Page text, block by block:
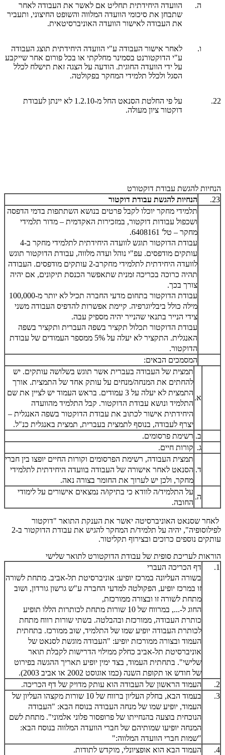
ה.
הוועדה היחידתית תחליט אם לאשר את העבודה לאחר
שתבחן את סיכומי הוועדה המלווה והשופט החיצוני, ותעביר
את העבודה לאישור הוועדה האוניברסיטאית.
ו.
לאחר אישור העבודה ע"י הוועדה היחידתית תוצג העבודה
ע"י הדוקטורנט בסמינר מחלקתי או בכל פורום אחר שייקבע
על ידי הוועדה החוגית. הודעה על הצגה זאת תישלח לכלל
הסגל ולכלל תלמידי המחקר בפקולטה.
22.
על פי החלטת הסנאט החל מ-1.2.10 לא יינתן לעבודת
דוקטור ציון מעולה.
הנחיות להגשת עבודת דוקטורט
23.
הנחיות להגשת עבודת דוקטור
תלמידי מחקר יוכלו לקבל פרטים בנושא השתתפות בדמי הדפסה
ושכפול עבודות דוקטור, במזכירות האקדמית – מדור תלמידי
מחקר – טל' 6408161
.
עבודת הדוקטור תוגש לוועדה היחידתית לתלמידי מחקר ב-4
עותקים מודפסים. עפ"י נוהל ועדה מלווה, עבודת הדוקטור תוגש
לוועדה היחידתית לתלמידי מחקרב-2 עותקים מודפסים. העבודה
תהיה כרוכה בכריכה זמנית שתאפשר הכנסת תיקונים, אם יהיה
צורך בכך.
עבודת הדוקטור בתחום מדעי החברה תכיל לא יותר מ-100,000
מילה כולל ביבליוגרפיה. קיימת אפשרות להדפיס העבודה משני
צידי הנייר בתנאי שהנייר יהיה מספיק עבה.
עבודת הדוקטור תכלול תקציר בשפה העברית ותקציר בשפה
האנגלית. התקציר לא יעלה על 5% ממספר העמודים של עבודת
הדוקטור.
המסמכים הבאים:
א.
תמצית של העבודה בעברית אשר תוגש בשלושה עותקים. יש
להחתים את המנחה/מנחים על עותק אחד של התמצית. אורך
התמצית לא יעלה על 3 עמודים. בראש העמוד יש לציין את שם
התלמיד ונושא עבודת הדוקטור. קבל התלמיד מהוועדה
היחידתית אישור לכתוב את עבודת הדוקטור בשפה האנגלית –
יצרף לעבודה, בנוסף לתמצית בעברית, תמצית באנגלית כנ"ל.
ב. רשימת פרסומים.
ג. קורות חיים.
ד.
תמצית העבודה, רשימת הפרסומים וקורות החיים יופצו בין חברי
הסנאט לאחר אישורה של העבודה בוועדה היחידתית לתלמידי
מחקר, ולכן יש לערוך את החומר בצורה נאה.
ה.
על התלמיד/ה לוודא כי בתיקו/ה נמצאים אישורים על לימודי
החובה.
לאחר שסנאט האוניברסיטה יאשר את הענקת התואר "דוקטור
לפילוסופיה", יהיה על תלמיד/ת המחקר להגיש את עבודת הדוקטור ב-2
עותקים נוספים כרוכים ובצירוף תקליטור.
הוראות לעריכת סופית של עבודת הדוקטורט לתואר שלישי
1.
דף הכריכה העברי
בשורה העליונה במרכז יופיע: אוניברסיטת תל-אביב. מתחת לשורה
זו במרכז יופיע, הפקולטה למדעי החברה ע"ש גרשון גורדון, ושוב
מתחת לשורה זו ובצורה ממורכזת,
החוג ל-..., במרווח של 10 שורות מתחת לכותרות הללו תופיע
כותרת העבודה, ממורכזת ובהבלטה. בשתי שורות רווח מתחת
לכותרת העבודה יופיע שמו של התלמיד, שוב ממורכז. בתחתית
העמוד ובצורה ממורכזת יופיע: "העבודה מוגשת לסנאט של
אוניברסיטת תל-אביב כחלק ממילוי הדרישות לקבלת תואר
שלישי". בתחתית העמוד, בצד ימין יופיע תאריך ההגשה בפירוט
של חודש או תקופת השנה (כמו אוגוסט 2002 או אביב 2003).
2.
העמוד הראשון של העבודה הוא עותק מדויק של דף הכריכה.
3.
בעמוד הבא, בחלק העליון ברווח של 10 שורות מקצהו העליון של
העמוד, יופיע שמו של מנחה העבודה בנוסח הבא: "העבודה
הנוכחית בוצעה בהנחייתו של פרופסור פלוני אלמוני". מתחת לשם
המנחה יופיעו שמותיהם של חברי הוועדה המלווה בנוסח הבא:
"שמות חברי הוועדה המלווה:"
4.
העמוד הבא הוא אופציונלי, מוקדש לתודות.